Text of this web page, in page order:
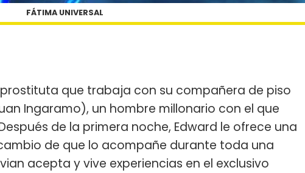
FÁTIMA UNIVERSAL
que trabaja con su compañera de piso
Ingaramo), un hombre millonario con el que
de la primera noche, Edward le ofrece una
de que lo acompañe durante toda una
acepta y vive experiencias en el exclusivo